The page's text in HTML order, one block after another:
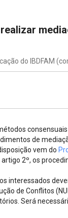
do IBDFAM
de
vem do
2º, os
interessados
de Conflitos
Será